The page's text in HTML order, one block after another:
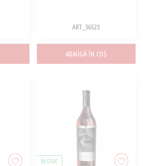
ART_36523
ADAUGĂ ÎN COȘ
ÎN STOC